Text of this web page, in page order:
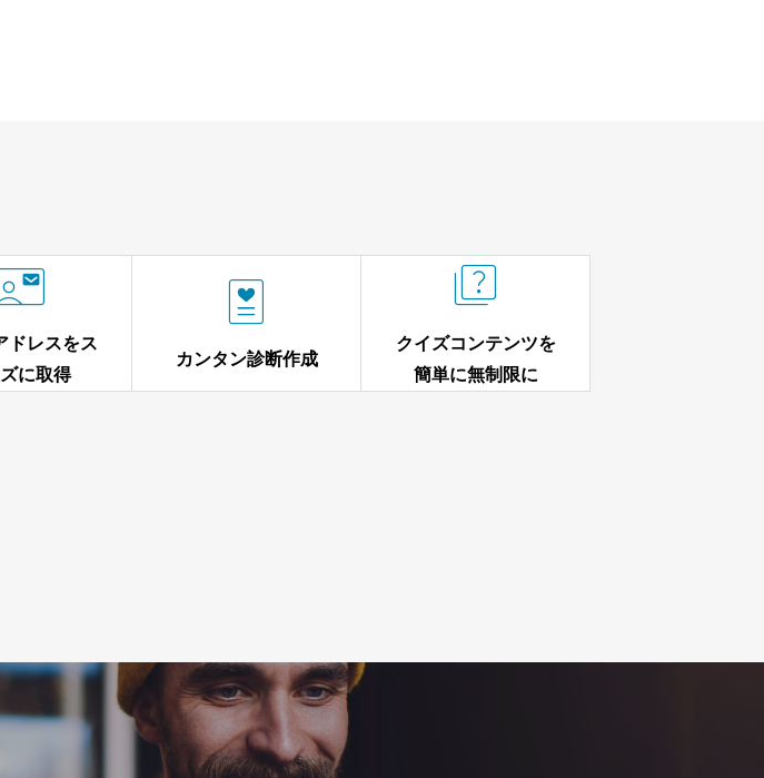
ドレスをス
に取得

カンタン診断作成

クイズコンテンツを
簡単に無制限に